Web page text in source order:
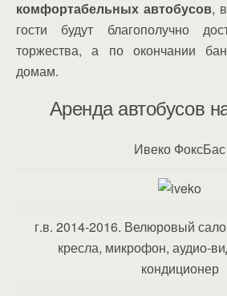
комфортабельных автобусов,
гости будут благополучно
торжества, а по окончании
домам.
Аренда автобусов
Ивеко ФоксБас
г.в. 2014-2016. Велюровый
кресла, микрофон, аудио-
кондиционер